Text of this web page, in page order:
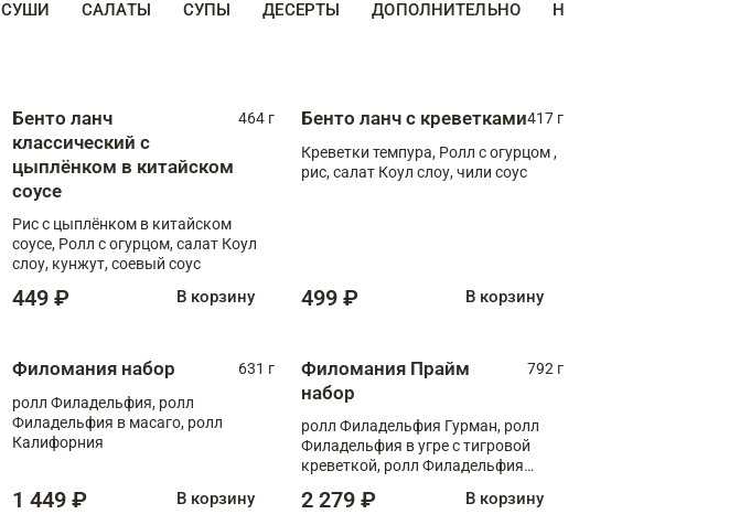
СУШИ САЛАТЫ СУПЫ ДЕСЕРТЫ ДОПОЛНИТЕЛЬНО НАПИТКИ
Бенто ланч
классический с
цыплёнком в китайском
соусе
464 г
Рис с цыплёнком в китайском
соусе, Ролл с огурцом, салат Коул
слоу, кунжут, соевый соус
449 ₽ В корзину
Бенто ланч с креветками417 г
Креветки темпура, Ролл с огурцом ,
рис, салат Коул слоу, чили соус
499 ₽ В корзину
Филомания набор
631 г
ролл Филадельфия, ролл
Филадельфия в масаго, ролл
Калифорния
1 449 ₽ В корзину
Филомания Прайм
набор
792 г
ролл Филадельфия Гурман, ролл
Филадельфия в угре с тигровой
креветкой, ролл Филадельфия
2 279 ₽ В корзину